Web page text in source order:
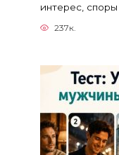
интерес,
237к.